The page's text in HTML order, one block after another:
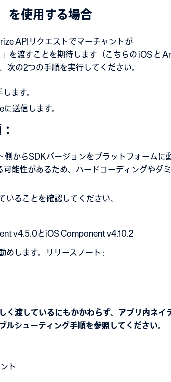
を使用する場合
APIリクエストでマーチャントが
」を渡すことを期待します（こちらのiOS と
次の2つの手順を実行してください。
ます。
送信します。
側からSDKバージョンをプラットフォームに
能性があるため、ハードコーディングやダ
ることを確認してください。
v4.5.0とiOS Component v4.10.2
めします。リリースノート :
渡しているにもかかわらず、アプリ内ネイ
ルシューティング手順を参照してください。
ト